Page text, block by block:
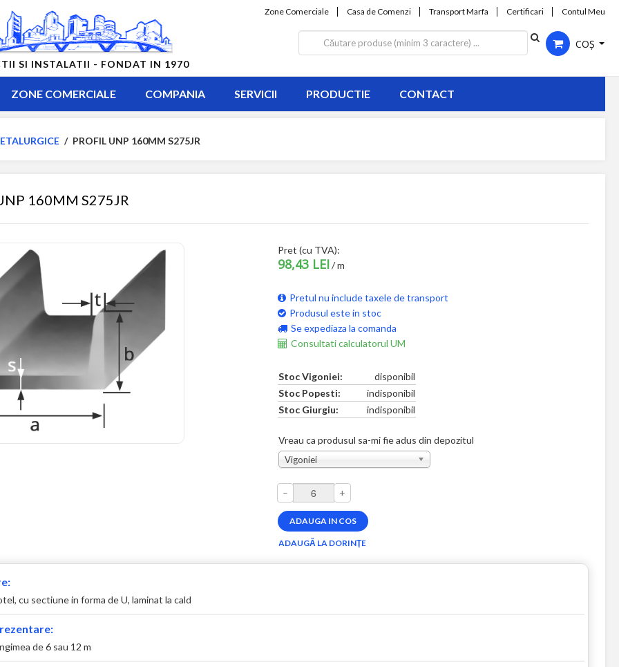
SI INSTALATII - FONDAT IN 1970
Zone Comerciale Casa de Comenzi Transport Marfa Certificari Contul Meu
COȘ
ZONE COMERCIALE COMPANIA SERVICII PRODUCTIE CONTACT
/ PROFIL UNP 160MM S275JR
160MM S275JR
Pret (cu TVA):
98,43 LEI / m
Pretul nu include taxele de transport
Produsul este in stoc
Se expediaza la comanda
Consultati calculatorul UM
Stoc Vigoniei:
disponibil
Stoc Popesti:
indisponibil
Stoc Giurgiu:
indisponibil
Vreau ca produsul sa-mi fie adus din depozitul
Vigoniei
– +
cu sectiune in forma de U, laminat la cald
de 6 sau 12 m